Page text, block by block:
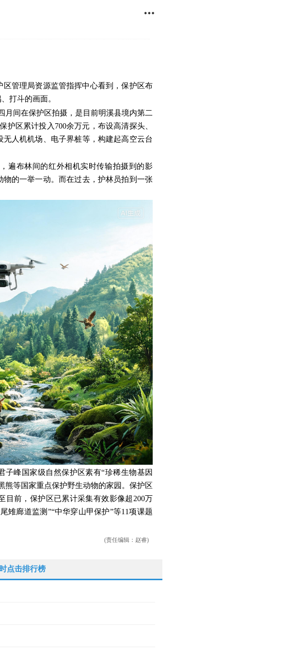

区管理局资源监管指挥中心看到，保护区布
打斗的画面。
月间在保护区拍摄，是目前明溪县境内第二
护区累计投入700余万元，布设高清探头、
人机机场、电子界桩等，构建起高空云台
遍布林间的红外相机实时传输拍摄到的影
的一举一动。而在过去，护林员拍到一张
子峰国家级自然保护区素有“珍稀生物基因
熊等国家重点保护野生动物的家园。保护区
目前，保护区已累计采集有效影像超200万
雉廊道监测”“中华穿山甲保护”等11项课题
(责任编辑：赵睿)
点击排行榜